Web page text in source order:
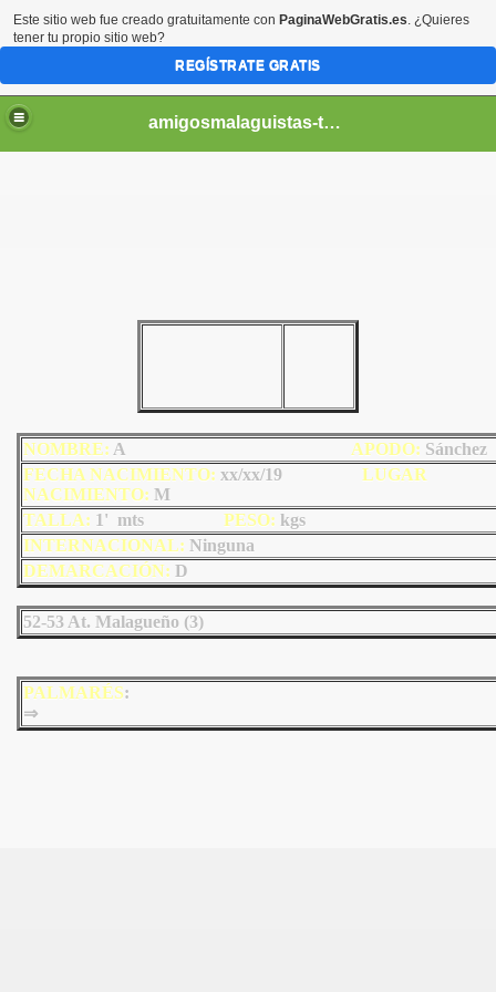
amigosmalaguistas-temporadas
NOMBRE: A APODO: Sánchez
FECHA NACIMIENTO: xx/xx/19 LUGAR
NACIMIENTO: M
TALLA: 1' mts PESO: kgs
INTERNACIONAL: Ninguna
DEMARCACIÓN: D
52-53 At. Malagueño (3)
PALMARÉS:
⇒
Este sitio web fue creado gratuitamente con PaginaWebGratis.es. ¿Quieres
tener tu propio sitio web?
REGÍSTRATE GRATIS